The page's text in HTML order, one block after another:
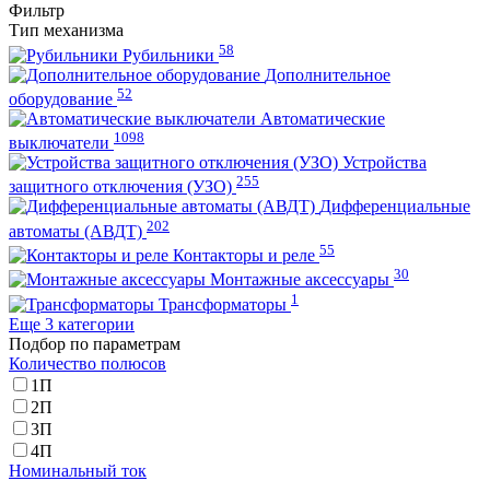
Фильтр
Тип механизма
Рубильники 58
Дополнительное
оборудование 52
Автоматические
выключатели 1098
Устройства
защитного отключения (УЗО) 255
Дифференциальные
автоматы (АВДТ) 202
Контакторы и реле 55
Монтажные аксессуары 30
Трансформаторы 1
Еще 3 категории
Подбор по параметрам
Количество полюсов
1П
2П
3П
4П
Номинальный ток